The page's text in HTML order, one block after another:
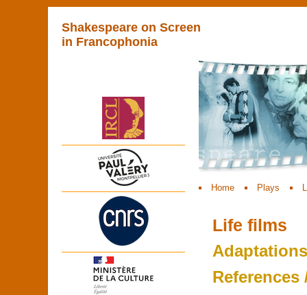
Shakespeare on Screen
in Francophonia
Home Plays
Life films
Adaptations